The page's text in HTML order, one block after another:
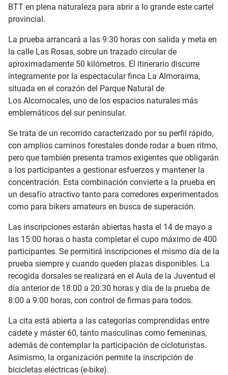
BTT en plena naturaleza para abrir a lo grande este cartel
provincial.
La prueba arrancará a las 9:30 horas con salida y meta en
la calle Las Rosas, sobre un trazado circular de
aproximadamente 50 kilómetros. El itinerario discurre
íntegramente por la espectacular finca La Almoraima,
situada en el corazón del Parque Natural de
Los Alcornocales, uno de los espacios naturales más
emblemáticos del sur peninsular.
Se trata de un recorrido caracterizado por su perfil rápido,
con amplios caminos forestales donde rodar a buen ritmo,
pero que también presenta tramos exigentes que obligarán
a los participantes a gestionar esfuerzos y mantener la
concentración. Esta combinación convierte a la prueba en
un desafío atractivo tanto para corredores experimentados
como para bikers amateurs en busca de superación.
Las inscripciones estarán abiertas hasta el 14 de mayo a
las 15:00 horas o hasta completar el cupo máximo de 400
participantes. Se permitirá inscripciones el mismo día de la
prueba siempre y cuando queden plazas disponibles. La
recogida dorsales se realizará en el Aula de la Juventud el
día anterior de 18:00 a 20:30 horas y día de la prueba de
8:00 a 9:00 horas, con control de firmas para todos.
La cita está abierta a las categorías comprendidas entre
cadete y máster 60, tanto masculinas como femeninas,
además de contemplar la participación de cicloturistas.
Asimismo, la organización permite la inscripción de
bicicletas eléctricas (e-bike).